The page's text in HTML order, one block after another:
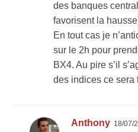
des banques
favorisent la
En tout cas je
sur le 2h pour
BX4. Au pire s’il
des indices ce sera
Anthony 18/07/